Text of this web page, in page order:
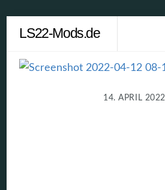
content
LS22-Mods.de
14. APRIL 2022